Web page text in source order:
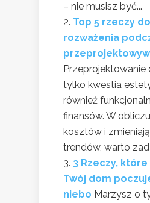
– nie musisz być...
Top 5 rzeczy do
rozważenia
Przeprojektowanie
tylko kwestia
również
finansów. W
kosztów i
trendów, warto
3 Rzeczy, które
Twój dom
niebo Marzysz o